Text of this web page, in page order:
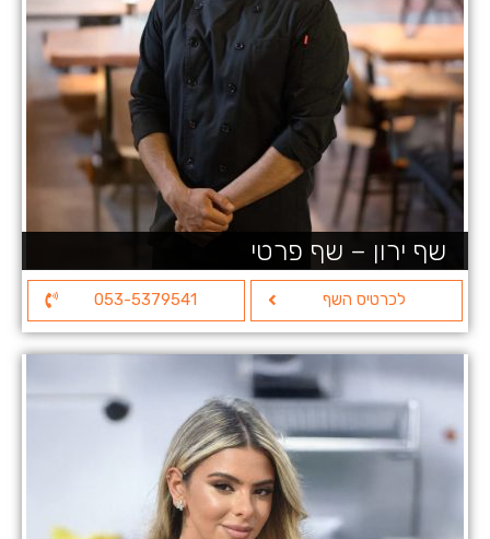
שף ירון – שף פרטי
לכרטיס השף 053-5379541